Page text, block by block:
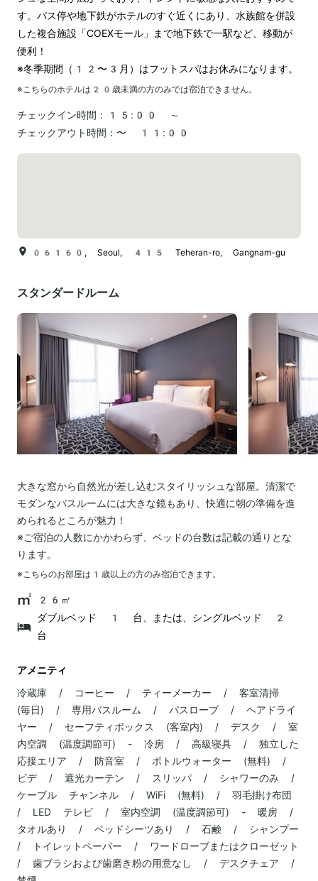
す。バス停や地下鉄がホテルのすぐ近くにあり、水族館を併設
した複合施設「COEXモール」まで地下鉄で一駅など、移動が
便利！
※冬季期間（12〜3月）はフットスパはお休みになります。
※こちらのホテルは 20 歳未満の方のみでは宿泊できません。
チェックイン時間：
15:00 ～
チェックアウト時間： 〜 11:00
06160, Seoul, 415 Teheran-ro, Gangnam-gu
スタンダードルーム
大きな窓から自然光が差し込むスタイリッシュな部屋。清潔で
モダンなバスルームには大きな鏡もあり、快適に朝の準備を進
められるところが魅力！
※ご宿泊の人数にかかわらず、ベッドの台数は記載の通りとな
ります。
※こちらのお部屋は 1 歳以上の方のみ宿泊できます。
26㎡
ダブルベッド 1 台、または、シングルベッド 2
台
アメニティ
冷蔵庫 / コーヒー / ティーメーカー / 客室清掃
(毎日) / 専用バスルーム / バスローブ / ヘアドライ
ヤー / セーフティボックス (客室内) / デスク / 室
内空調 (温度調節可) - 冷房 / 高級寝具 / 独立した
応接エリア / 防音室 / ボトルウォーター (無料) /
ビデ / 遮光カーテン / スリッパ / シャワーのみ /
ケーブル チャンネル / WiFi (無料) / 羽毛掛け布団
/ LED テレビ / 室内空調 (温度調節可) - 暖房 /
タオルあり / ベッドシーツあり / 石鹸 / シャンプー
/ トイレットペーパー / ワードローブまたはクローゼット
/ 歯ブラシおよび歯磨き粉の用意なし / デスクチェア /